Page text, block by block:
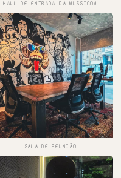
HALL DE ENTRADA DA MUSSICOM
SALA DE REUNIÃO